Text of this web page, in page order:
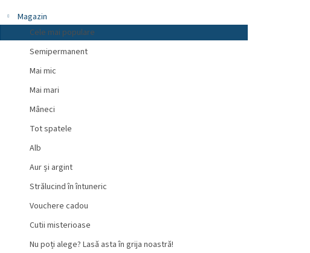
Magazin
Cele mai populare
Semipermanent
Mai mic
Mai mari
Mâneci
Tot spatele
Alb
Aur și argint
Strălucind în întuneric
Vouchere cadou
Cutii misterioase
Nu poți alege? Lasă asta în grija noastră!